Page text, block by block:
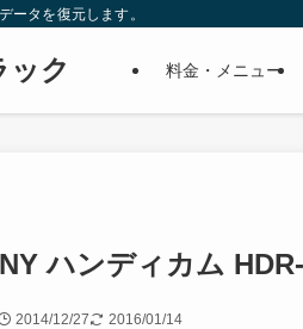
ータを復元します。
ック 料金・メニュー
ハンディカム
2014/12/27 2016/01/14